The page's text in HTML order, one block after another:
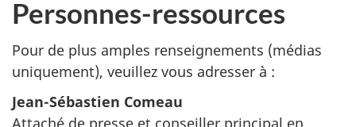
Personnes-ressources
Pour de plus amples renseignements (médias
uniquement), veuillez vous adresser à :
Jean-Sébastien Comeau